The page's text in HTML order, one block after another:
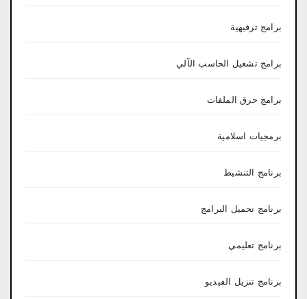
برامج ترفيهية
برامج تشغيل الحاسب الآلي
برامج حرق الملفات
برمجيات اسلامية
برنامج التنشيط
برنامج تحميل البرامج
برنامج تعليمي
برنامج تنزيل الفيديو